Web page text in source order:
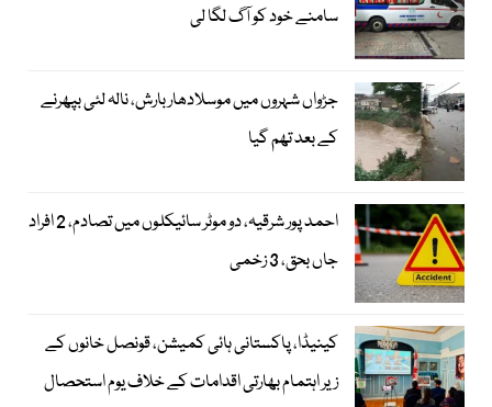
سامنے خود کو آگ لگا لی
جڑواں شہروں میں موسلادھار بارش، نالہ لئی بپھرنے
کے بعد تھم گیا
احمد پور شرقیہ، دو موٹر سائیکلوں میں تصادم، 2 افراد
جاں بحق، 3 زخمی
کینیڈا، پاکستانی ہائی کمیشن، قونصل خانوں کے
زیر اہتمام بھارتی اقدامات کے خلاف یوم استحصال